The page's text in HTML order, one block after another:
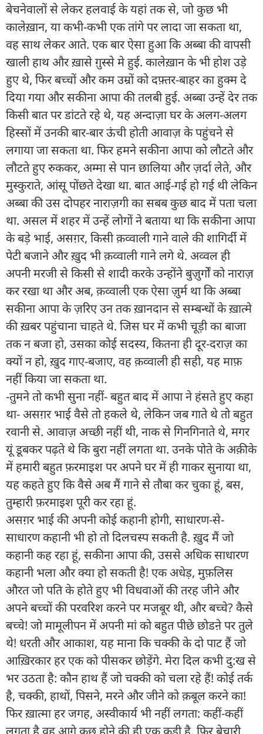
बेचनेवालों से लेकर हलवाई के यहां तक से, जो कुछ भी
कालेख़ान, या कभी-कभी एक तांगे पर लादा जा सकता था,
वह साथ लेकर आते. एक बार ऐसा हुआ कि अब्बा की वापसी
खाली हाथ और ख़ासे ग़ुस्से मे हुई. कालेख़ान के भी होश उड़े
हुए थे, फिर बच्चों और कम उम्रों को दफ़्तर-बाहर का हुक्म दे
दिया गया और सकीना आपा की तलबी हुई. अब्बा उन्हें देर तक
किसी बात पर डांटते रहे थे, यह अन्दाज़ा घर के अलग-अलग
हिस्सों में उनकी बार-बार ऊंची होती आवाज़ के पहुंचने से
लगाया जा सकता था. फिर हमने सकीना आपा को लौटते और
लौटते हुए रुककर, अम्मा से पान छालिया और ज़र्दा लेते, और
मुस्कुराते, आंसू पोंछते देखा था. बात आई-गई हो गई थी लेकिन
अब्बा की उस दोपहर नाराज़गी का सबब कुछ बाद में पता चला
था. असल में शहर में उन्हें लोगों ने बताया था कि सकीना आपा
के बड़े भाई, असग़र, किसी क़व्वाली गाने वाले की शागिर्दी में
पेटी बजाने और ख़ुद भी क़व्वाली गाने लगे थे. अव्वल ही
अपनी मरजी से किसी से शादी करके उन्होंने बुज़ुर्गों को नाराज़
कर रखा था और अब, क़व्वाली एक ऐसा ज़ुर्म था कि अब्बा
सकीना आपा के ज़रिए उन तक ख़ानदान से सम्बन्धों के ख़ात्मे
की ख़बर पहुंचाना चाहते थे. जिस घर में कभी चूड़ी का बाजा
तक न बजा हो, उसका कोई सदस्य, कितना ही दूर-दराज़ का
क्यों न हो, ख़ुद गाए-बजाए, वह क़व्वाली ही सही, यह माफ़
नहीं किया जा सकता था.
-तुमने तो कभी सुना नहीं- बहुत बाद में आपा ने हंसते हुए कहा
था- असग़र भाई वैसे तो हकले थे, लेकिन जब गाते थे तो बहुत
रवानी से. आवाज़ अच्छी नहीं थी, नाक से गिनगिनाते थे, मगर
यूं डूबकर पढ़ते थे कि बुरा नहीं लगता था. उनके पोते के अक़ीके
में हमारी बहुत फ़रमाइश पर अपने घर में ही गाकर सुनाया था,
यह कहते हुए कि वैसे अब मैं गाने से तौबा कर चुका हूं, बस,
तुम्हारी फ़रमाइश पूरी कर रहा हूं.
असग़र भाई की अपनी कोई कहानी होगी, साधारण-से-
साधारण कहानी भी हो तो दिलचस्प सकती है. ख़ुद मैं जो
कहानी कह रहा हूं, सकीना आपा की, उससे अधिक साधारण
कहानी भला और क्या हो सकती है! एक अधेड़, मुफ़लिस
औरत जो पति के होते हुए भी विधवाओं की तरह जीने और
अपने बच्चों की परवरिश करने पर मजबूर थी, और बच्चे? कैसे
बच्चे! जो मामूलीपन में अपनी मां को बहुत पीछे छोडऩे पर तुले
थे! धरती और आकाश, यह माना कि चक्की के दो पाट हैं जो
आख़िरकार हर एक को पीसकर छोड़ेंगे. मेरा दिल कभी दु:ख से
भर उठता है: कौन हाथ हैं जो चक्की को चला रहे हैं! कोई तर्क
है, चक्की, हाथों, पिसने, मरने और जीने को क़बूल करने का!
फिर ख़ात्मा हर जगह, अस्वीकार्य भी नहीं लगता: कहीं-कहीं
लगता है वह आगे कुछ होने की ही एक कड़ी है. फिर बेचारी